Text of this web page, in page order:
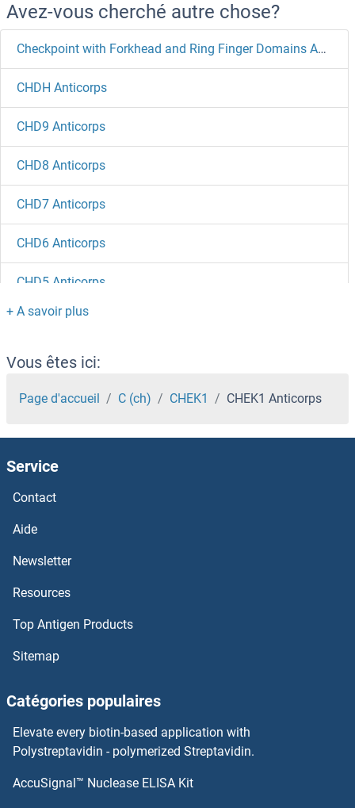
Avez-vous cherché autre chose?
Checkpoint with Forkhead and Ring Finger Domains Anticorps
CHDH Anticorps
CHD9 Anticorps
CHD8 Anticorps
CHD7 Anticorps
CHD6 Anticorps
CHD5 Anticorps
CHD4 Anticorps
CHD3 Anticorps
CHD2 Anticorps
CHD1L Anticorps
CHD1 Anticorps
CHCHD4 Anticorps
CHCHD3 Anticorps
Charged Multivesicular Body Protein 2B Anticorps
CHAF1B Anticorps
CHAF1A Anticorps
Vous êtes ici:
Page d'accueil C (ch) CHEK1 CHEK1 Anticorps
Service
Contact
Aide
Newsletter
Resources
Top Antigen Products
Sitemap
Catégories populaires
Elevate every biotin-based application with
Polystreptavidin - polymerized Streptavidin.
AccuSignal™ Nuclease ELISA Kit